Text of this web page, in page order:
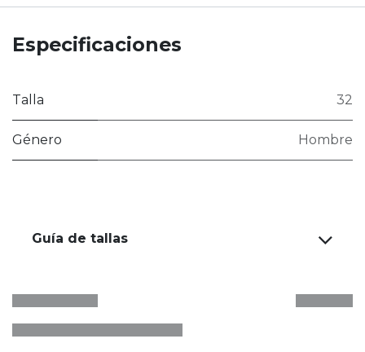
Especificaciones
Talla 32
Género Hombre
Guía de tallas